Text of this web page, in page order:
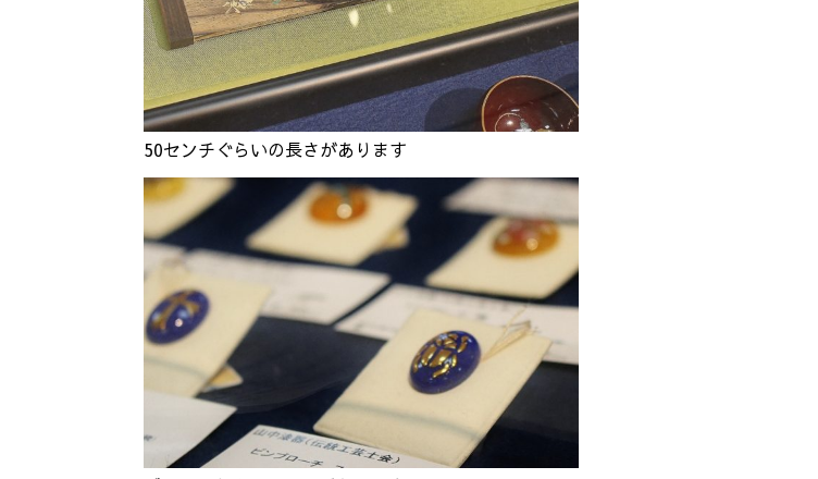
50センチぐらいの長さがあります